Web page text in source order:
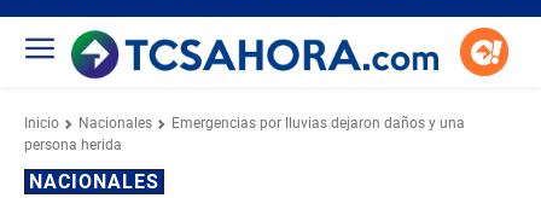
Inicio Nacionales
Emergencias por lluvias dejaron daños y una
persona herida
NACIONALES